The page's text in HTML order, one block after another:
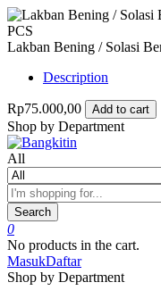
Lakban Bening / Solasi
Description
Rp75.000,00 Add to cart
Shop by Department
All
Search
0
No products in the cart.
MasukDaftar
Shop by Department